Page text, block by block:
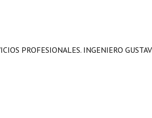
PROFESIONALES. INGENIERO